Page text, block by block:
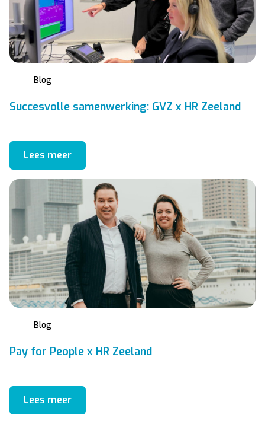
Blog
Succesvolle samenwerking: GVZ x HR Zeeland
Lees meer
Blog
Pay for People x HR Zeeland
Lees meer